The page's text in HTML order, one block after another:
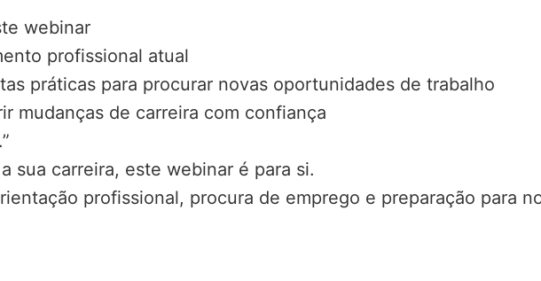
webinar
profissional atual
práticas para procurar novas oportunidades de trabalho
mudanças de carreira com confiança
sua carreira, este webinar é para si.
profissional, procura de emprego e preparação para